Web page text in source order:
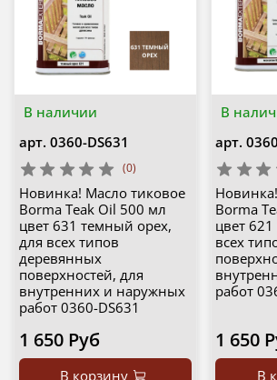
В наличии
арт. 0360-DS631
(0)
Новинка! Масло тиковое
Borma Teak Oil 500 мл
цвет 631 темный орех,
для всех типов
деревянных
поверхностей, для
внутренних и наружных
работ 0360-DS631
1 650 Руб
В корзину
В
арт.
Borma
цвет
всех
работ
1 650
В